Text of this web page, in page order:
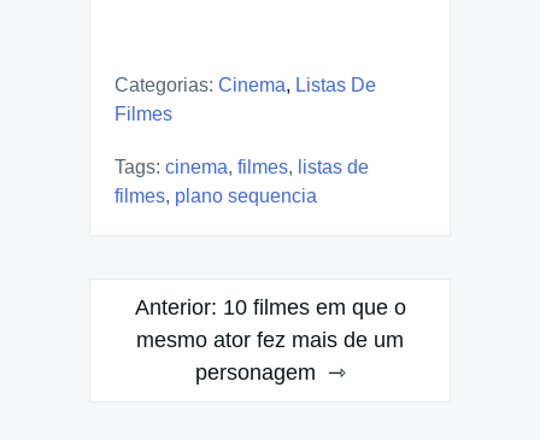
Categorias: Cinema, Listas De
Filmes
Tags: cinema, filmes, listas de
filmes, plano sequencia
Navegação
Anterior: 10 filmes em que o
mesmo ator fez mais de um
personagem